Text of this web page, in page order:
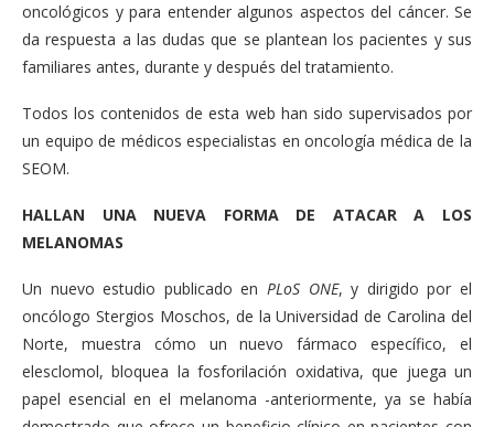
oncológicos y para entender algunos aspectos del cáncer. Se
da respuesta a las dudas que se plantean los pacientes y sus
familiares antes, durante y después del tratamiento.
Todos los contenidos de esta web han sido supervisados por
un equipo de médicos especialistas en oncología médica de la
SEOM.
HALLAN UNA NUEVA FORMA DE ATACAR A LOS
MELANOMAS
Un nuevo estudio publicado en PLoS ONE, y dirigido por el
oncólogo Stergios Moschos, de la Universidad de Carolina del
Norte, muestra cómo un nuevo fármaco específico, el
elesclomol, bloquea la fosforilación oxidativa, que juega un
papel esencial en el melanoma -anteriormente, ya se había